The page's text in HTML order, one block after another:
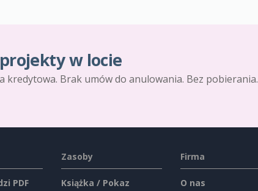
w locie
kredytowa. Brak umów do anulowania. Bez pobierania.
PDF
Zasoby
Książka / Pokaz
Firma
O nas